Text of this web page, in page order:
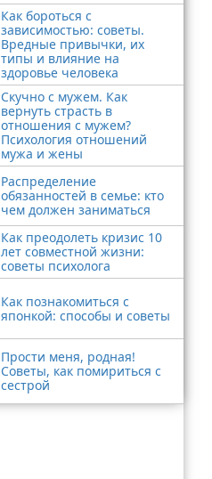
Как бороться с
зависимостью: советы.
Вредные привычки, их
типы и влияние на
здоровье человека
Скучно с мужем. Как
вернуть страсть в
отношения с мужем?
Психология отношений
мужа и жены
Распределение
обязанностей в семье: кто
чем должен заниматься
Как преодолеть кризис 10
лет совместной жизни:
советы психолога
Как познакомиться с
японкой: способы и советы
Прости меня, родная!
Советы, как помириться с
сестрой